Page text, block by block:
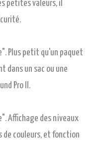
petites valeurs, il
Plus petit qu'un paquet
dans un sac ou une
Pro II.
Affichage des niveaux
de couleurs, et fonction